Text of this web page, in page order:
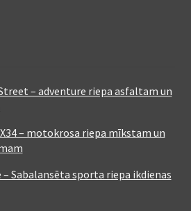
– adventure riepa asfaltam un
– motokrosa riepa mīkstam un
Sabalansēta sporta riepa ikdienas